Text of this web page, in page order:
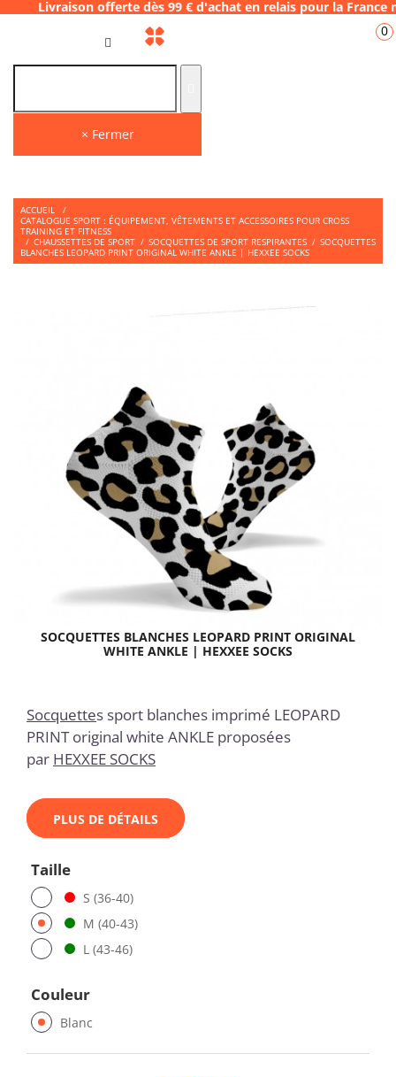
offerte dès 99 € d'achat en relais
× Fermer
0
ACCUEIL
/
CATALOGUE SPORT : ÉQUIPEMENT, VÊTEMENTS ET ACCESSOIRES POUR CROSS
TRAINING ET FITNESS
/ CHAUSSETTES DE SPORT / SOCQUETTES DE SPORT RESPIRANTES / SOCQUETTES
BLANCHES LEOPARD PRINT ORIGINAL WHITE ANKLE | HEXXEE SOCKS
SOCQUETTES BLANCHES LEOPARD PRINT ORIGINAL
WHITE ANKLE | HEXXEE SOCKS
Socquettes sport blanches imprimé LEOPARD
PRINT original white ANKLE proposées
par HEXXEE SOCKS
PLUS DE DÉTAILS
Taille
S (36-40)
M (40-43)
L (43-46)
Couleur
Blanc